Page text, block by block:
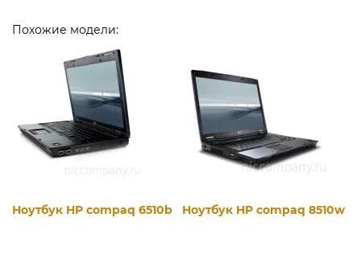
Похожие модели:
Ноутбук HP compaq 6510b Ноутбук HP compaq 8510w